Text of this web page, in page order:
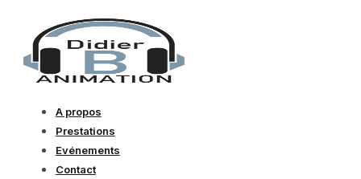
A propos
Prestations
Evénements
Contact